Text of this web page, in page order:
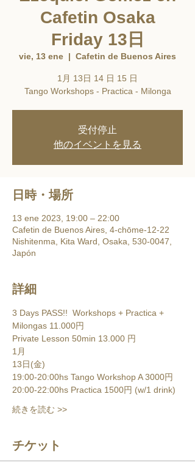
Cafetin Osaka
Friday 13日
vie, 13 ene
  |
Cafetin de Buenos Aires
1月 13日 14 日 15 日
Tango Workshops - Practica - Milonga
受付停止
他のイベントを見る
日時・場所
13 ene 2023, 19:00 – 22:00
Cafetin de Buenos Aires, 4-chōme-12-22
Nishitenma, Kita Ward, Osaka, 530-0047,
Japón
詳細
3 Days PASS!!  Workshops + Practica +
Milongas 11.000円
Private Lesson 50min 13.000 円
1月
13日(金)
19:00-20:00hs Tango Workshop A 3000円
20:00-22:00hs Practica 1500円 (w/1 drink)
続きを読む >>
チケット